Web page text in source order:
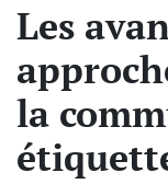
Les
la